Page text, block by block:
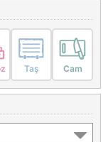
Taş Cam